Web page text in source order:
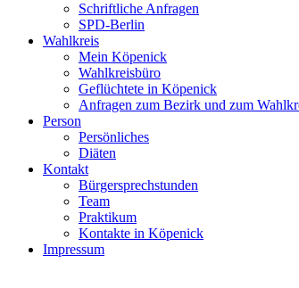
Schriftliche Anfragen
SPD-Berlin
Wahlkreis
Mein Köpenick
Wahlkreisbüro
Geflüchtete in Köpenick
Anfragen zum Bezirk und zum
Person
Persönliches
Diäten
Kontakt
Bürgersprechstunden
Team
Praktikum
Kontakte in Köpenick
Impressum